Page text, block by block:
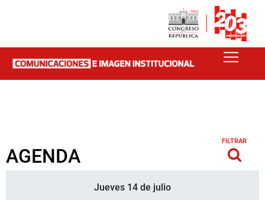
AGENDA
FILTRAR
Jueves 14 de julio